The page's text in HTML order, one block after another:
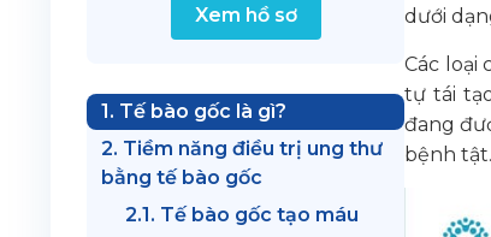
dưới
Các loại
tự tái
đang
bệnh tật.
Xem hồ sơ
1. Tế bào gốc là gì?
2. Tiềm năng điều trị ung thư
bằng tế bào gốc
2.1. Tế bào gốc tạo máu